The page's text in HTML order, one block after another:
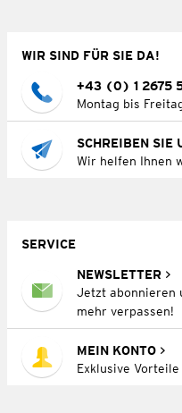
WIR SIND FÜR SIE DA!
+43 (0) 1 2675
Montag bis
SCHREIBEN SIE
Wir helfen Ihnen
SERVICE
NEWSLETTER
Jetzt abonnieren
mehr verpassen!
MEIN KONTO
Exklusive